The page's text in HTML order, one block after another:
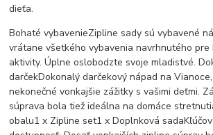
dieťa.
Bohaté vybavenieZipline sady sú vybavené
vrátane všetkého vybavenia navrhnutého pre
aktivity. Úplne oslobodzte svoje mladistvé.
darčekDokonalý darčekový nápad na
nekonečné vonkajšie zážitky s vašimi deťmi.
súprava bola tiež ideálna na domáce
obalu1 x Zipline set1 x Doplnková